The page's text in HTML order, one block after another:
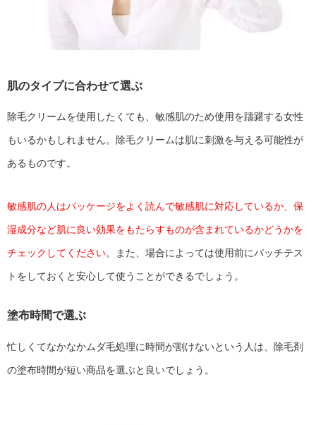
肌のタイプに合わせて選ぶ
除毛クリームを使用したくても、敏感肌のため使用を躊躇する女性
もいるかもしれません。除毛クリームは肌に刺激を与える可能性が
あるものです。
敏感肌の人はパッケージをよく読んで敏感肌に対応しているか、保
湿成分など肌に良い効果をもたらすものが含まれているかどうかを
チェックしてください。また、場合によっては使用前にパッチテス
トをしておくと安心して使うことができるでしょう。
塗布時間で選ぶ
忙しくてなかなかムダ毛処理に時間が割けないという人は、除毛剤
の塗布時間が短い商品を選ぶと良いでしょう。